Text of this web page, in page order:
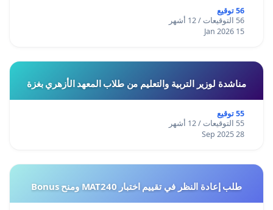
56 توقيع
56 التوقيعات / 12 أشهر
15 Jan 2026
مناشدة لوزير التربية والتعليم من طلاب المعهد الأزهري بغزة
55 توقيع
55 التوقيعات / 12 أشهر
28 Sep 2025
طلب إعادة النظر في تقييم اختبار MAT240 ومنح Bonus